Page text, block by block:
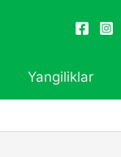
Yangiliklar